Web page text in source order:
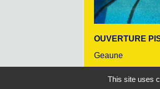
OUVERTURE
Geaune
07/07/2026 au 30/08/
14:30
This site uses